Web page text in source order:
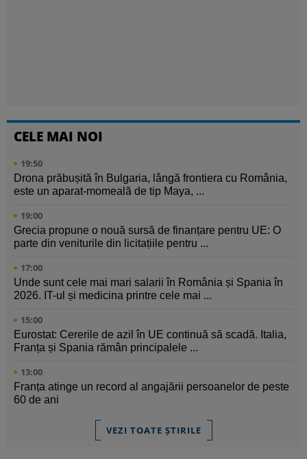
CELE MAI NOI
19:50
Drona prăbușită în Bulgaria, lângă frontiera cu România,
este un aparat-momeală de tip Maya, ...
19:00
Grecia propune o nouă sursă de finanțare pentru UE: O
parte din veniturile din licitațiile pentru ...
17:00
Unde sunt cele mai mari salarii în România și Spania în
2026. IT-ul și medicina printre cele mai ...
15:00
Eurostat: Cererile de azil în UE continuă să scadă. Italia,
Franța și Spania rămân principalele ...
13:00
Franța atinge un record al angajării persoanelor de peste
60 de ani
VEZI TOATE ȘTIRILE